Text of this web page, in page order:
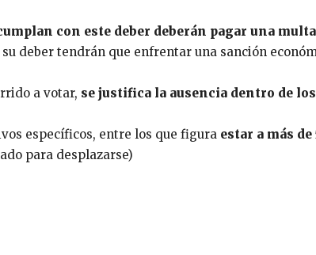
con este deber deberán pagar una multa
deber tendrán que enfrentar una sanción
a votar, se justifica la ausencia dentro de
específicos, entre los que figura estar a más
para desplazarse)